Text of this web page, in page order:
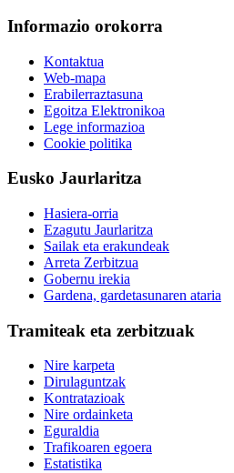
Informazio orokorra
Kontaktua
Web-mapa
Erabilerraztasuna
Egoitza Elektronikoa
Lege informazioa
Cookie politika
Eusko Jaurlaritza
Hasiera-orria
Ezagutu Jaurlaritza
Sailak eta erakundeak
Arreta Zerbitzua
Gobernu irekia
Gardena, gardetasunaren ataria
Tramiteak eta zerbitzuak
Nire karpeta
Dirulaguntzak
Kontratazioak
Nire ordainketa
Eguraldia
Trafikoaren egoera
Estatistika